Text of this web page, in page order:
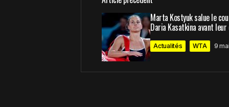
Votre adresse e-mail ne sera pas
Comment *
Marta Kostyuk salue le
Daria Kasatkina avant
Actualités WTA 9